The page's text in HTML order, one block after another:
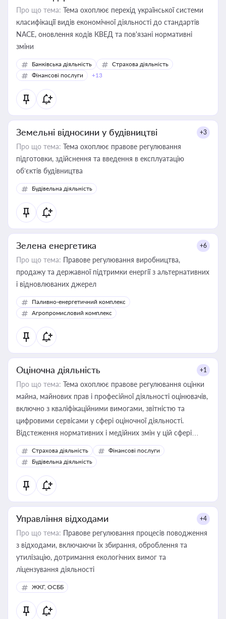
Про що тема: Тема охоплює перехід української системи
класифікації видів економічної діяльності до стандартів
NACE, оновлення кодів КВЕД та пов'язані нормативні
зміни
Банківська діяльність
Страхова діяльність
Фінансові послуги
+13
Земельні відносини у будівництві +3
Про що тема: Тема охоплює правове регулювання
підготовки, здійснення та введення в експлуатацію
об’єктів будівництва
Будівельна діяльність
Зелена енергетика +6
Про що тема: Правове регулювання виробництва,
продажу та державної підтримки енергії з альтернативних
і відновлюваних джерел
Паливно-енергетичний комплекс
Агропромисловий комплекс
Оціночна діяльність +1
Про що тема: Тема охоплює правове регулювання оцінки
майна, майнових прав і професійної діяльності оцінювачів,
включно з кваліфікаційними вимогами, звітністю та
цифровими сервісами у сфері оціночної діяльності.
Відстеження нормативних і медійних змін у цій сфері
корисне для власника бізнесу, керівника, юриста або
бухгалтера під час оподаткування, приватизації, оренди
державного майна, корпоративних угод і перевірки
статусу суб'єктів оціночної діяльності
Страхова діяльність
Фінансові послуги
Будівельна діяльність
Управління відходами +4
Про що тема: Правове регулювання процесів поводження
з відходами, включаючи їх збирання, оброблення та
утилізацію, дотримання екологічних вимог та
ліцензування діяльності
ЖКГ, ОСББ